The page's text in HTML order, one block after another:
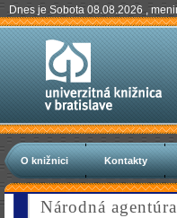
Dnes je Sobota 08.08.2026 ,
O knižnici Kontakty
Národná agentúra